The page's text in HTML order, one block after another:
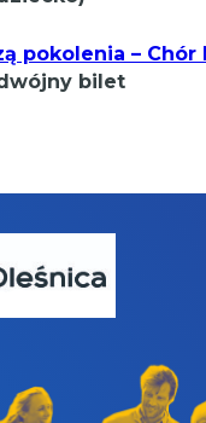
pokolenia – Chór
bilet